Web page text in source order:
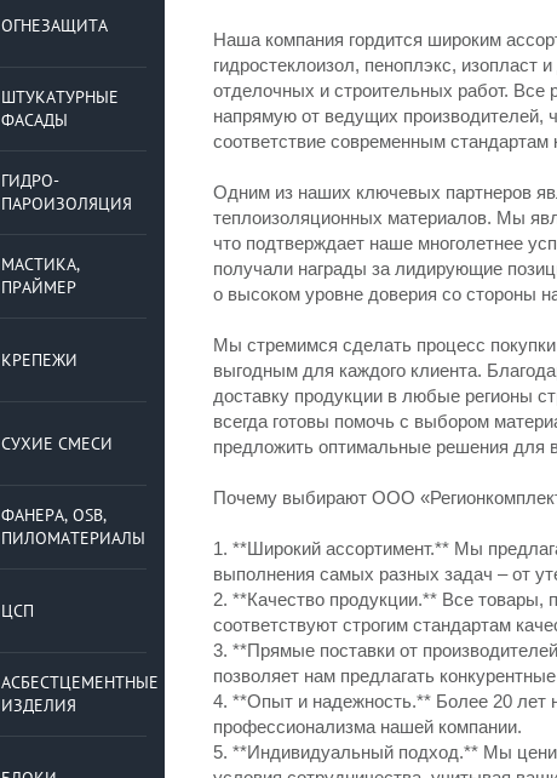
ОГНЕЗАЩИТА
ШТУКАТУРНЫЕ
ФАСАДЫ
ГИДРО-
ПАРОИЗОЛЯЦИЯ
МАСТИКА,
ПРАЙМЕР
КРЕПЕЖИ
СУХИЕ СМЕСИ
ФАНЕРА, OSB,
ПИЛОМАТЕРИАЛЫ
ЦСП
АСБЕСТЦЕМЕНТНЫЕ
ИЗДЕЛИЯ
Наша компания гордится широким
гидростеклоизол, пеноплэкс,
отделочных и строительных работ.
напрямую от ведущих производителей,
соответствие современным стандартам
Одним из наших ключевых партнеров
теплоизоляционных материалов. Мы
что подтверждает наше многолетнее
получали награды за лидирующие
о высоком уровне доверия со стороны
Мы стремимся сделать процесс
выгодным для каждого клиента.
доставку продукции в любые регионы
всегда готовы помочь с выбором
предложить оптимальные решения для
Почему выбирают ООО
1. **Широкий ассортимент.** Мы
выполнения самых разных задач – от
2. **Качество продукции.** Все
соответствуют строгим стандартам
3. **Прямые поставки от
позволяет нам предлагать
4. **Опыт и надежность.** Более 20 лет
профессионализма нашей компании.
5. **Индивидуальный подход.** Мы